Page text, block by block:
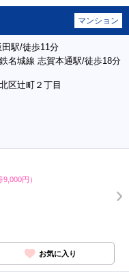
マンション
駅/徒歩11分
名城線 志賀本通駅/徒歩18分
区辻町２丁目
9,000円）
お気に入り